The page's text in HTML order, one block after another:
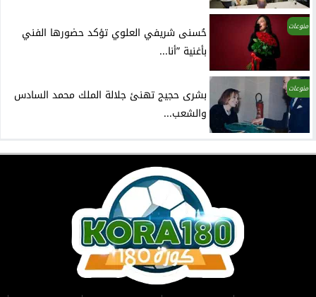
منوعات
حُسنى شريفي العلوي تؤكد حضورها الفني
بأغنية ”أنا...
منوعات
بشرى حجيج تهنئ جلالة الملك محمد السادس
والشعب...